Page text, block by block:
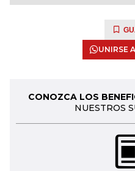
UNIRSE
CONOZCA LOS
NUESTROS